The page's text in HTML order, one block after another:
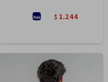
$ 1.244